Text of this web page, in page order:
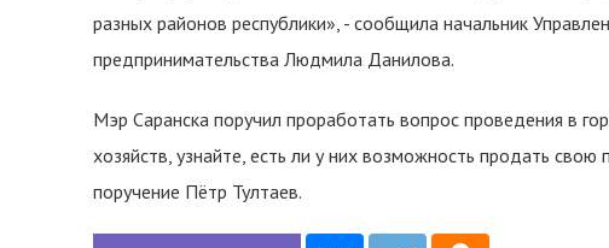
разных районов республики», - сообщила начальник
предпринимательства Людмила Данилова.
Мэр Саранска поручил проработать вопрос проведения в
хозяйств, узнайте, есть ли у них возможность продать
поручение Пётр Тултаев.